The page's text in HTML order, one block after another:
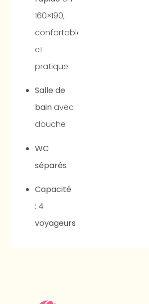
160×190,
confortable
et
pratique
Salle de
bain avec
douche
WC
séparés
Capacité
: 4
voyageurs